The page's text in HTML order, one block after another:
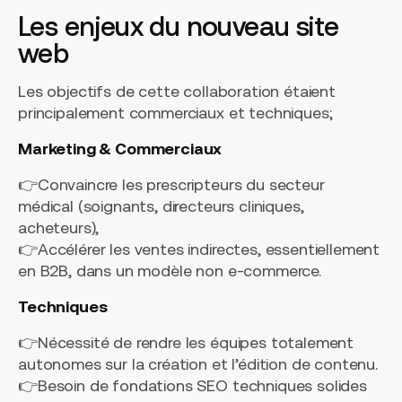
Les enjeux du nouveau site
web
Les objectifs de cette collaboration étaient
principalement commerciaux et techniques;
Marketing & Commerciaux
👉Convaincre les prescripteurs du secteur
médical (soignants, directeurs cliniques,
acheteurs),
👉Accélérer les ventes indirectes, essentiellement
en B2B, dans un modèle non e-commerce.
Techniques
👉Nécessité de rendre les équipes totalement
autonomes sur la création et l’édition de contenu.
👉Besoin de fondations SEO techniques solides